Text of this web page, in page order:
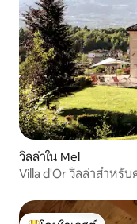
วิลล่าใน Mel
Villa d'Or วิลล่าสำหรั